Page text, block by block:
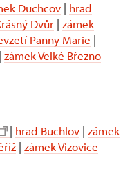
Duchcov | hrad
Dvůr | zámek
Panny Marie |
| zámek Velké Březno
| hrad Buchlov | zámek
| zámek Vizovice